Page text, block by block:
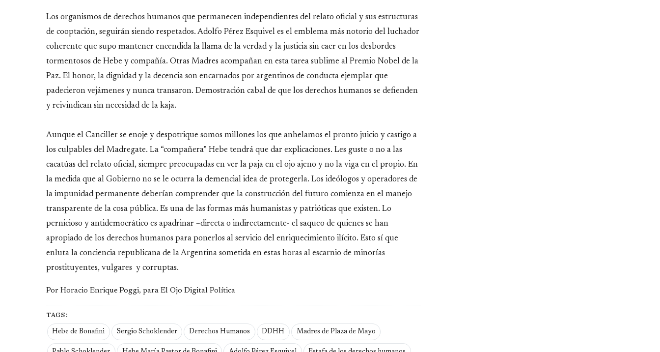
Los organismos de derechos humanos que permanecen independientes del relato oficial y sus estructuras
de cooptación, seguirán siendo respetados. Adolfo Pérez Esquivel es el emblema más notorio del luchador
coherente que supo mantener encendida la llama de la verdad y la justicia sin caer en los desbordes
tormentosos de Hebe y compañía. Otras Madres acompañan en esta tarea sublime al Premio Nobel de la
Paz. El honor, la dignidad y la decencia son encarnados por argentinos de conducta ejemplar que
padecieron vejámenes y nunca transaron. Demostración cabal de que los derechos humanos se defienden
y reivindican sin necesidad de la kaja.
Aunque el Canciller se enoje y despotrique somos millones los que anhelamos el pronto juicio y castigo a
los culpables del Madregate. La “compañera” Hebe tendrá que dar explicaciones. Les guste o no a las
cacatúas del relato oficial, siempre preocupadas en ver la paja en el ojo ajeno y no la viga en el propio. En
la medida que al Gobierno no se le ocurra la demencial idea de protegerla. Los ideólogos y operadores de
la impunidad permanente deberían comprender que la construcción del futuro comienza en el manejo
transparente de la cosa pública. Es una de las formas más humanistas y patrióticas que existen. Lo
pernicioso y antidemocrático es apadrinar –directa o indirectamente- el saqueo de quienes se han
apropiado de los derechos humanos para ponerlos al servicio del enriquecimiento ilícito. Esto sí que
enluta la conciencia republicana de la Argentina sometida en estas horas al escarnio de minorías
prostituyentes, vulgares y corruptas.
Por Horacio Enrique Poggi, para El Ojo Digital Política
TAGS:
Hebe de Bonafini Sergio Schoklender Derechos Humanos DDHH Madres de Plaza de Mayo